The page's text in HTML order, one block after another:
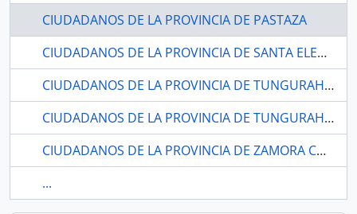
CIUDADANOS DE LA PROVINCIA DE PASTAZA
CIUDADANOS DE LA PROVINCIA DE SANTA ELENA.
CIUDADANOS DE LA PROVINCIA DE TUNGURAHUA.
CIUDADANOS DE LA PROVINCIA DE TUNGURAHUA.
CIUDADANOS DE LA PROVINCIA DE ZAMORA CHINCHIPE.
...